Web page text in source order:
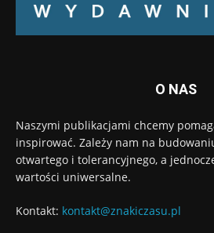
O NAS
Naszymi publikacjami chcemy
inspirować. Zależy nam na
otwartego i tolerancyjnego, a
wartości uniwersalne.
Kontakt: kontakt@znakiczasu.pl